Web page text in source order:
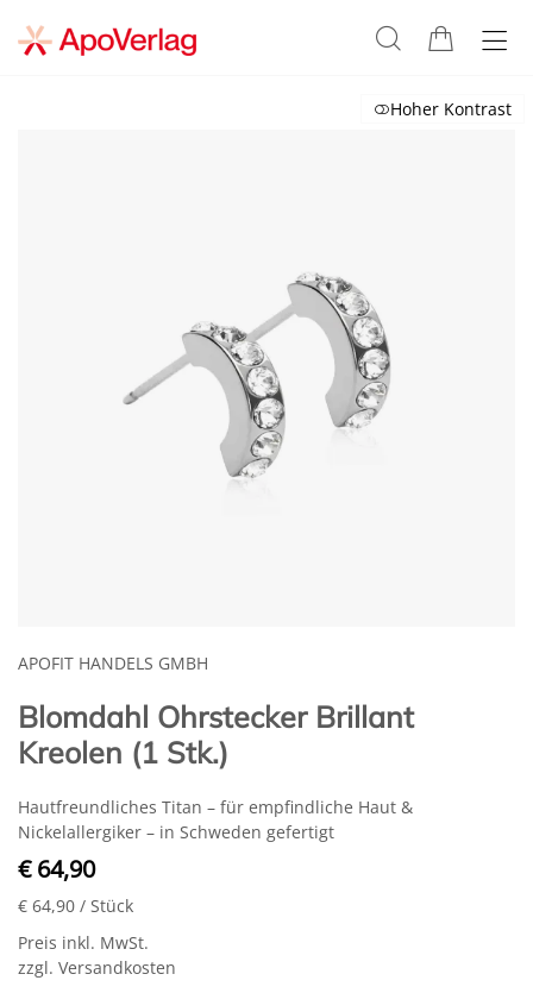
Hoher Kontrast
APOFIT HANDELS GMBH
Blomdahl Ohrstecker Brillant
Kreolen (1 Stk.)
Hautfreundliches Titan – für empfindliche Haut &
Nickelallergiker – in Schweden gefertigt
€ 64,90
€ 64,90 / Stück
Preis inkl. MwSt.
zzgl. Versandkosten